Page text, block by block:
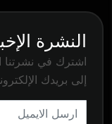
النشرة
اشترك في نشرتنا
إلى بريدك